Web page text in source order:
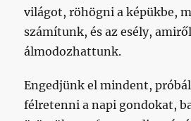
világot, röhögni a képükbe,
számítunk, és az esély,
álmodozhattunk.
Engedjünk el mindent,
félretenni a napi gondokat,